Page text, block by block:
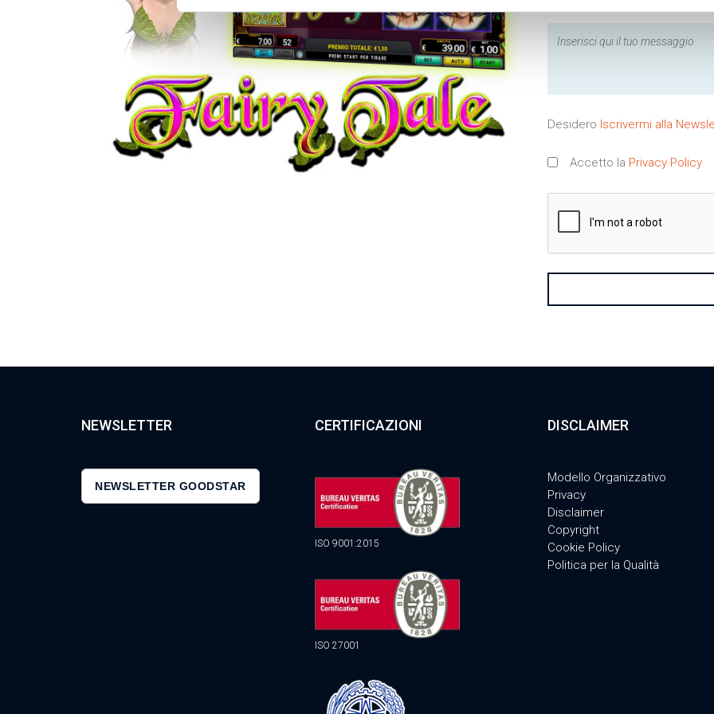
Desidero Iscrivermi alla
Accetto la Privacy Policy
NEWSLETTER
NEWSLETTER GOODSTAR
CERTIFICAZIONI
ISO 9001:2015
ISO 27001
DISCLAIMER
Modello Organizzativo
Privacy
Disclaimer
Copyright
Cookie Policy
Politica per la Qualità